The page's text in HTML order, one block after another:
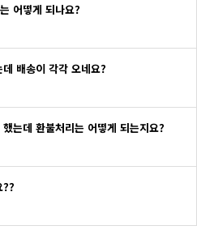
어떻게 되나요?
배송이 각각 오네요?
는데 환불처리는 어떻게 되는지요?
??